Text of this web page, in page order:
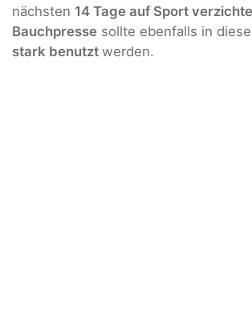
nächsten 14 Tage auf Sport
Bauchpresse sollte ebenfalls in
stark benutzt werden.